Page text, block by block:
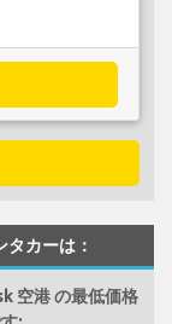
カーは：
空港 の最低価格